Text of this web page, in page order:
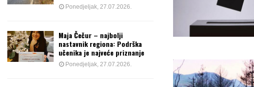
Ponedjeljak, 27.07.2026.
Maja Čečur – najbolji
nastavnik regiona: Podrška
učenika je najveće priznanje
Ponedjeljak, 27.07.2026.